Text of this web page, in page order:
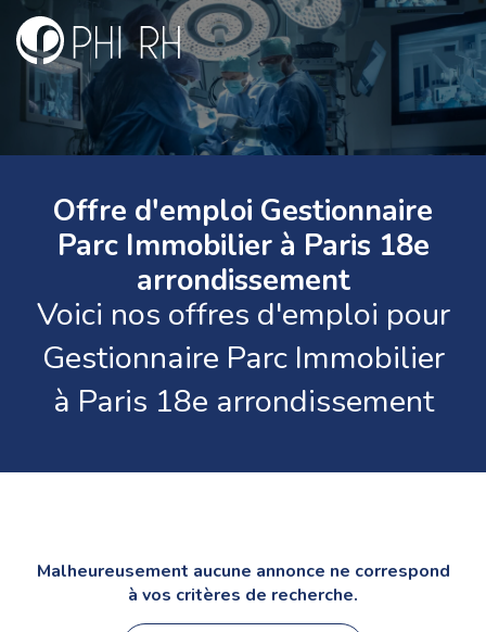
Offre d'emploi Gestionnaire
Parc Immobilier à Paris 18e
arrondissement
Voici nos offres d'emploi pour
Gestionnaire Parc Immobilier
à Paris 18e arrondissement
Malheureusement aucune annonce ne correspond
à vos critères de recherche.